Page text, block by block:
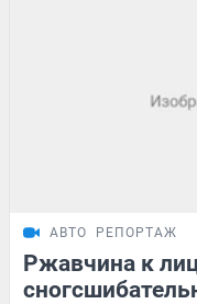
АВТО РЕПОРТАЖ
Ржавчина к